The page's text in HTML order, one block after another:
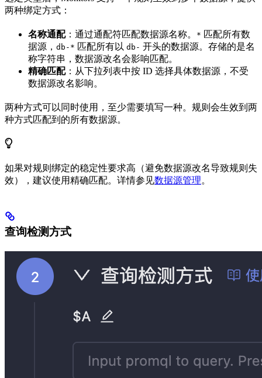
两种绑定方式：
名称通配：通过通配符匹配数据源名称。 * 匹配所有数
据源， db-* 匹配所有以 db- 开头的数据源。存储的是名
称字符串，数据源改名会影响匹配。
精确匹配：从下拉列表中按 ID 选择具体数据源，不受
数据源改名影响。
两种方式可以同时使用，至少需要填写一种。规则会生效到两
种方式匹配到的所有数据源。
如果对规则绑定的稳定性要求高（避免数据源改名导致规则失
效），建议使用精确匹配。详情参见数据源管理。
查询检测方式